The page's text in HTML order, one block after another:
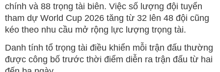
chính và 88 trọng tài biên. Việc số lượng đội tuyển
tham dự World Cup 2026 tăng từ 32 lên 48 đội cũng
kéo theo nhu cầu mở rộng lực lượng trọng tài.
Danh tính tổ trọng tài điều khiển mỗi trận đấu thường
được công bố trước thời điểm diễn ra trận đấu từ hai